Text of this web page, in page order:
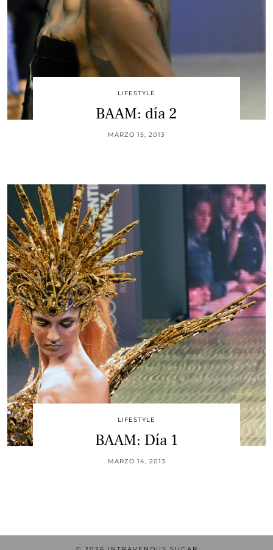
LIFESTYLE
BAAM: día 2
MARZO 15, 2013
LIFESTYLE
BAAM: Día 1
MARZO 14, 2013